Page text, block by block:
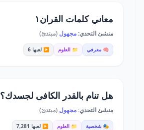
معاني كلمات القران١
منشئ التحدي:مجهول (مبتدئ)
🧠 معرفي 📁 العلوم ▶️ لعبها 6
هل تنام بالقدر الكافى لجسدك؟
منشئ التحدي:مجهول (مبتدئ)
🎭 شخصية 📁 العلوم ▶️ لعبها 7,281